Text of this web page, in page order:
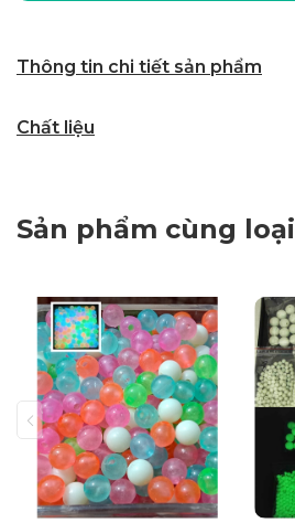
Thông tin chi tiết sản phẩm
Chất liệu
Sản phẩm cùng loại